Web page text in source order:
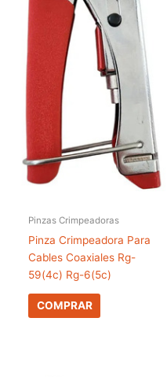
Pinzas Crimpeadoras
Pinza Crimpeadora Para
Cables Coaxiales Rg-
59(4c) Rg-6(5c)
COMPRAR